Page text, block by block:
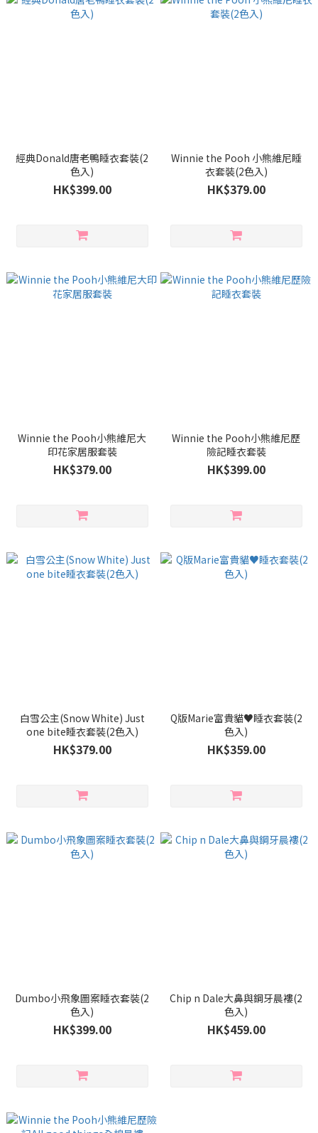
經典Donald唐老鴨睡衣套裝(2
色入)
HK$399.00
Winnie the Pooh 小熊維尼睡
衣套裝(2色入)
HK$379.00
Winnie the Pooh小熊維尼大
印花家居服套裝
HK$379.00
Winnie the Pooh小熊維尼歷
險記睡衣套裝
HK$399.00
白雪公主(Snow White) Just
one bite睡衣套裝(2色入)
HK$379.00
Q版Marie富貴貓♥睡衣套裝(2
色入)
HK$359.00
Dumbo小飛象圖案睡衣套裝(2
色入)
HK$399.00
Chip n Dale大鼻與鋼牙晨褸(2
色入)
HK$459.00